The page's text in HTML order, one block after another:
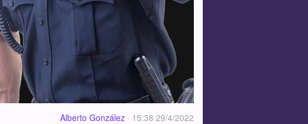
Alberto González · 15:38 29/4/2022